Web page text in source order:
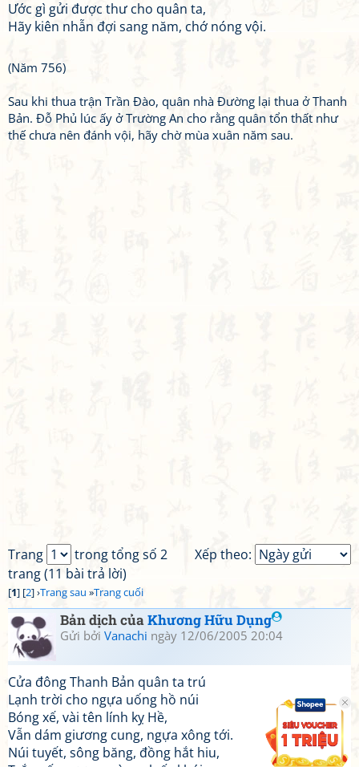
Ước gì gửi được thư cho quân ta,
Hãy kiên nhẫn đợi sang năm, chớ nóng vội.
(Năm 756)
Sau khi thua trận Trần Đào, quân nhà Đường lại thua ở Thanh
Bản. Đỗ Phủ lúc ấy ở Trường An cho rằng quân tổn thất như
thế chưa nên đánh vội, hãy chờ mùa xuân năm sau.
Xếp theo:
Trang
trong tổng số 2
trang (11 bài trả lời)
[1] [2] ›Trang sau »Trang cuối
Bản dịch củaKhương Hữu Dụng
Gửi bởi Vanachi ngày 12/06/2005 20:04
Cửa đông Thanh Bản quân ta trú
Lạnh trời cho ngựa uống hồ núi
Bóng xế, vài tên lính kỵ Hề,
Vẫn dám giương cung, ngựa xông tới.
Núi tuyết, sông băng, đồng hắt hiu,